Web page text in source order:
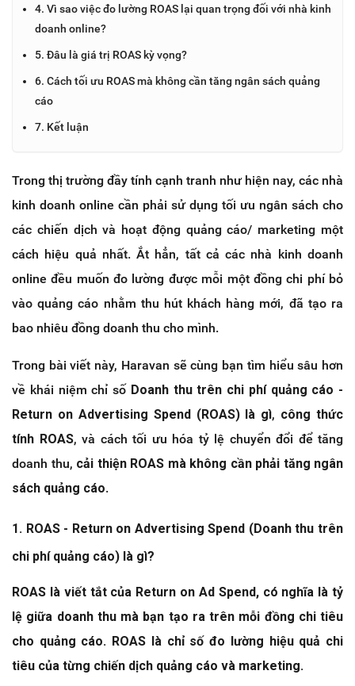
4. Vì sao việc đo lường ROAS lại quan trọng đối với nhà kinh
doanh online?
5. Đâu là giá trị ROAS kỳ vọng?
6. Cách tối ưu ROAS mà không cần tăng ngân sách quảng
cáo
7. Kết luận
Trong thị trường đầy tính cạnh tranh như hiện nay, các nhà
kinh doanh online cần phải sử dụng tối ưu ngân sách cho
các chiến dịch và hoạt động quảng cáo/ marketing một
cách hiệu quả nhất. Ắt hẳn, tất cả các nhà kinh doanh
online đều muốn đo lường được mỗi một đồng chi phí bỏ
vào quảng cáo nhằm thu hút khách hàng mới, đã tạo ra
bao nhiêu đồng doanh thu cho mình.
Trong bài viết này, Haravan sẽ cùng bạn tìm hiểu sâu hơn
về khái niệm chỉ số Doanh thu trên chi phí quảng cáo -
Return on Advertising Spend (ROAS) là gì, công thức
tính ROAS, và cách tối ưu hóa tỷ lệ chuyển đổi để tăng
doanh thu, cải thiện ROAS mà không cần phải tăng ngân
sách quảng cáo.
1. ROAS - Return on Advertising Spend (Doanh thu trên
chi phí quảng cáo) là gì?
ROAS là viết tắt của Return on Ad Spend, có nghĩa là tỷ
lệ giữa doanh thu mà bạn tạo ra trên mỗi đồng chi tiêu
cho quảng cáo. ROAS là chỉ số đo lường hiệu quả chi
tiêu của từng chiến dịch quảng cáo và marketing.